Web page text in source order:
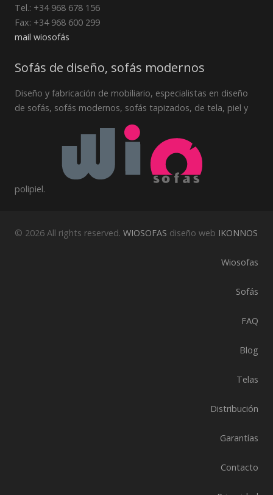
Tel.: +34 968 678 156
Fax: +34 968 600 299
mail wiosofás
Sofás de diseño, sofás modernos
Diseño y fabricación de mobiliario, especialistas en diseño
de sofás, sofás modernos, sofás tapizados, de tela, piel y
polipiel.
© 2026 All rights reserved. WIOSOFAS diseño web IKONNOS
Wiosofas
Sofás
FAQ
Blog
Telas
Distribución
Garantías
Contacto